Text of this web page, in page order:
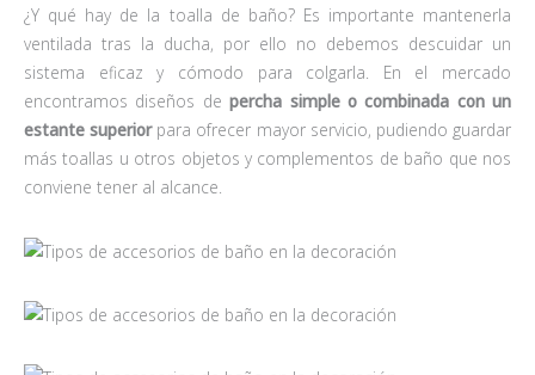
¿Y qué hay de la toalla de baño? Es importante mantenerla
ventilada tras la ducha, por ello no debemos descuidar un
sistema eficaz y cómodo para colgarla. En el mercado
encontramos diseños depercha simple o combinada con un
estante superiorpara ofrecer mayor servicio, pudiendo guardar
más toallas u otros objetos y complementos de baño que nos
conviene tener al alcance.